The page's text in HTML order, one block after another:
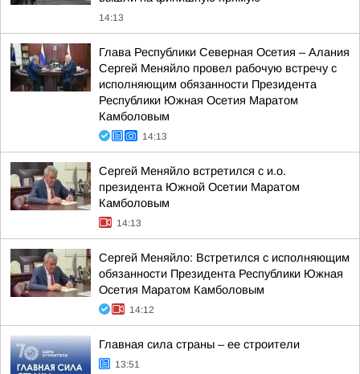
14:13
Глава Республики Северная Осетия – Алания
Сергей Меняйло провел рабочую встречу с
исполняющим обязанности Президента
Республики Южная Осетия Маратом
Камболовым
14:13
Сергей Меняйло встретился с и.о.
президента Южной Осетии Маратом
Камболовым
14:13
Сергей Меняйло: Встретился с исполняющим
обязанности Президента Республики Южная
Осетия Маратом Камболовым
14:12
Главная сила страны – ее строители
13:51